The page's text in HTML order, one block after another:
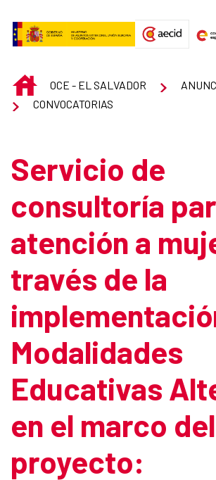
INICIOOCE - EL SALVADOR
CONVOCATORIAS
Servicio de
consultoría
atención a
través de la
Modalidades
Educativas
en el marco del
proyecto: